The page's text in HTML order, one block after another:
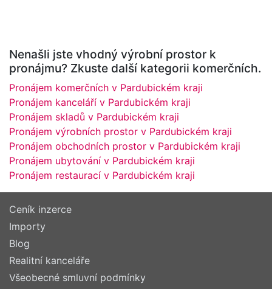
Nenašli jste vhodný výrobní prostor k
pronájmu? Zkuste další kategorii komerčních.
Pronájem komerčních v Pardubickém kraji
Pronájem kanceláří v Pardubickém kraji
Pronájem skladů v Pardubickém kraji
Pronájem výrobních prostor v Pardubickém kraji
Pronájem obchodních prostor v Pardubickém kraji
Pronájem ubytování v Pardubickém kraji
Pronájem restaurací v Pardubickém kraji
Ceník inzerce
Importy
Blog
Realitní kanceláře
Všeobecné smluvní podmínky